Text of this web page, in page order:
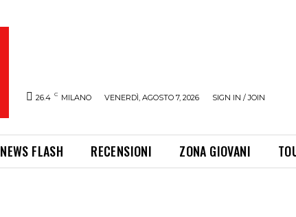
26.4 C MILANO VENERDÌ, AGOSTO 7, 2026 SIGN IN / JOIN
NEWS FLASH RECENSIONI ZONA GIOVANI